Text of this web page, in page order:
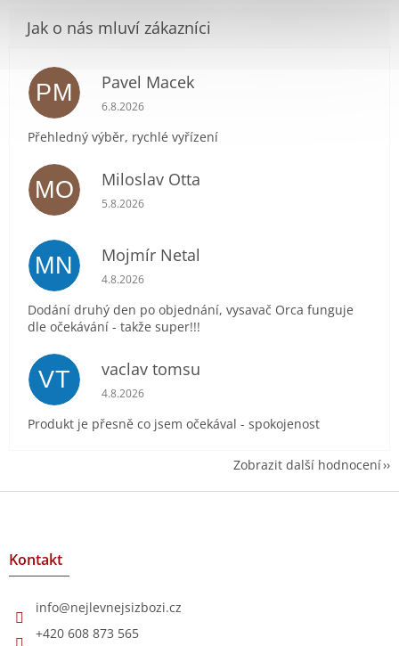
PM Pavel Macek
Hodnocení obchodu je 5 z 5 hvězdiček.
6.8.2026
Přehledný výběr, rychlé vyřízení
MO Miloslav Otta
Hodnocení obchodu je 5 z 5 hvězdiček.
5.8.2026
MN Mojmír Netal
Hodnocení obchodu je 5 z 5 hvězdiček.
4.8.2026
Dodání druhý den po objednání, vysavač Orca funguje
dle očekávání - takže super!!!
VT vaclav tomsu
Hodnocení obchodu je 5 z 5 hvězdiček.
4.8.2026
Produkt je přesně co jsem očekával - spokojenost
Zobrazit další hodnocení
Z
Kontakt
info@nejlevnejsizbozi.cz
+420 608 873 565